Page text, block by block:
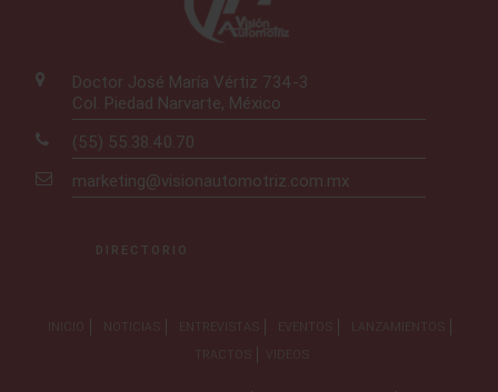
Doctor José María Vértiz 734-3
Col. Piedad Narvarte, México
(55) 55.38.40.70
marketing@visionautomotriz.com.mx
DIRECTORIO
INICIO NOTICIAS ENTREVISTAS EVENTOS
LANZAMIENTOS
TRACTOS
VIDEOS